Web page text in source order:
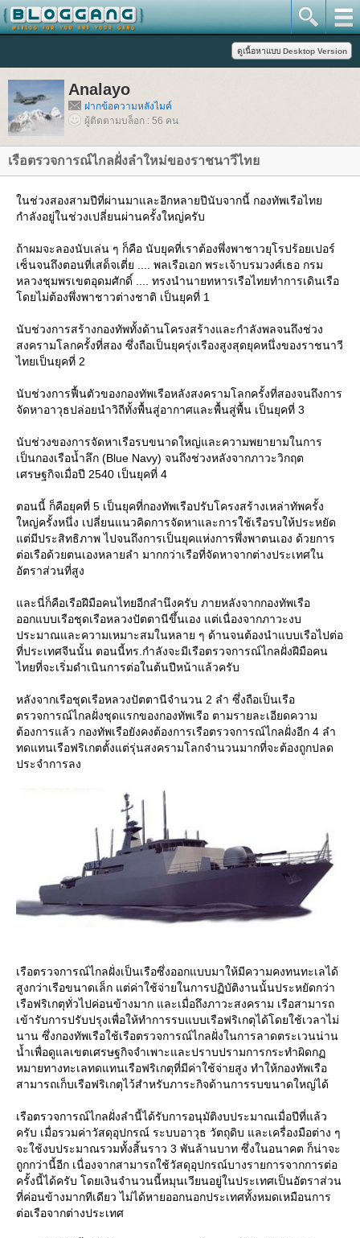
Analayo
ฝากข้อความหลังไมค์
ผู้ติดตามบล็อก : 56 คน
เรือตรวจการณ์ไกลฝั่งลำใหม่ของราชนาวีไท
นช่วงสองสามปีที่ผ่านมาและอีกหลายปีนับจากนี้ กองทัพเรือไท
กำลังอยู่ในช่วงเปลี่ยนผ่านครั้งใหญ่ครับ
ถ้าผมจะลองนับเล่น ๆ ก็คือ นับยุคที่เราต้องพึ่งพาชาวยุโรปร้อยเปอร์
เซ็นจนถึงตอนที่เสด็จเตี่ย .... พลเรือเอก พระเจ้าบรมวงศ์เธอ กรม
หลวงชุมพรเขตอุดมศักดิ์ .... ทรงนำนายทหารเรือไทยทำการเดินเรือ
ดยไม่ต้องพึ่งพาชาวต่างชาติ เป็นยุคที่ 1
นับช่วงการสร้างกองทัพทั้งด้านโครงสร้างและกำลังพลจนถึงช่วง
สงครามโลกครั้งที่สอง ซึ่งถือเป็นยุครุ่งเรืองสูงสุดยุคหนึ่งของราชนาวี
ไทยเป็นยุคที่ 2
นับช่วงการฟื้นตัวของกองทัพเรือหลังสงครามโลกครั้งที่สองจนถึงการ
จัดหาอาวุธปล่อยนำวิถีทั้งพื้นสู่อากาศและพื้นสู่พื้น เป็นยุคที่ 3
นับช่วงของการจัดหาเรือรบขนาดใหญ่และความพยายามในการ
เป็นกองเรือน้ำลึก (Blue Navy) จนถึงช่วงหลังจากภาวะวิกฤต
เศรษฐกิจเมื่อปี 2540 เป็นยุคที่ 4
ตอนนี้ ก็คือยุคที่ 5 เป็นยุคที่กองทัพเรือปรับโครงสร้างเหล่าทัพครั้ง
หญ่ครั้งหนึ่ง เปลี่ยนแนวคิดการจัดหาและการใช้เรือรบให้ประหยัด
ต่มีประสิทธิภาพ ไปจนถึงการเป็นยุคแห่งการพึ่งพาตนเอง ด้วยการ
ต่อเรือด้วยตนเองหลายลำ มากกว่าเรือที่จัดหาจากต่างประเทศใน
อัตราส่วนที่สูง
ละนี่ก็คือเรือฝีมือคนไทยอีกลำนึงครับ ภายหลังจากกองทัพเรือ
ออกแบบเรือชุดเรือหลวงปัตตานีขึ้นเอง แต่เนื่องจากภาวะงบ
ประมาณและความเหมาะสมในหลาย ๆ ด้านจนต้องนำแบบเรือไปต่อ
ที่ประเทศจีนนั้น ตอนนี้ทร.กำลังจะมีเรือตรวจการณ์ไกลฝั่งฝีมือคน
ไทยที่จะเริ่มดำเนินการต่อในต้นปีหน้าแล้วครับ
หลังจากเรือชุดเรือหลวงปัตตานีจำนวน 2 ลำ ซึ่งถือเป็นเรือ
ตรวจการณ์ไกลฝั่งชุดแรกของกองทัพเรือ ตามรายละเอียดความ
ต้องการแล้ว กองทัพเรือยังคงต้องการเรือตรวจการณ์ไกลฝั่งอีก 4 ลำ
ทดแทนเรือฟริเกตตั้งแต่รุ่นสงครามโลกจำนวนมากที่จะต้องถูกปลด
ประจำการลง
เรือตรวจการณ์ไกลฝั่งเป็นเรือซึ่งออกแบบมาให้มีความคงทนทะเลได้
สูงกว่าเรือขนาดเล็ก แต่ค่าใช้จ่ายในการปฏิบัติงานนั้นประหยัดกว่า
เรือฟริเกตุทั่วไปค่อนข้างมาก และเมื่อถึงภาวะสงคราม เรือสามารถ
เข้ารับการปรับปรุงเพื่อให้ทำการรบแบบเรือฟริเกตุได้โดยใช้เวลาไม่
นาน ซึ่งกองทัพเรือใช้เรือตรวจการณ์ไกลฝั่งในการลาดตระเวนน่าน
น้ำเพื่อดูแลเขตเศรษฐกิจจำเพาะและปราบปรามการกระทำผิดก
หมายทางทะเลทดแทนเรือฟริเกตุที่มีค่าใช้จ่ายสูง ทำให้กองทัพเรือ
สามารถเก็บเรือฟริเกตุไว้สำหรับภาระกิจด้านการรบขนาดใหญ่ได้
เรือตรวจการณ์ไกลฝั่งลำนี้ได้รับการอนุมัติงบประมาณเมื่อปีที่แล้ว
ครับ เมื่อรวมค่าวัสดุอุปกรณ์ ระบบอาวุธ วัตถุดิบ และเครื่องมือต่าง ๆ
จะใช้งบประมาณรวมทั้งสิ้นราว 3 พันล้านบาท ซึ่งในอนาคต ก็น่าจะ
ถูกกว่านี้อีก เนื่องจากสามารถใช้วัสดุอุปกรณ์บางรายการจากการต่อ
ครั้งนี้ได้ครับ โดยเงินจำนวนนี้หมุนเวียนอยู่ในประเทศเป็นอัตราส่วน
ที่ค่อนข้างมากทีเดียว ไม่ได้หายออกนอกประเทศทั้งหมดเหมือนการ
ต่อเรือจากต่างประเทศ